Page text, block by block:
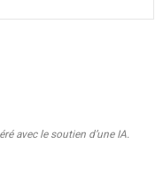
avec le soutien d’une IA.